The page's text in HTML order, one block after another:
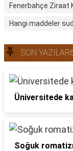
Fenerbahçe Ziraat
Hangi maddeler
SON
Üniversitede
Soğuk